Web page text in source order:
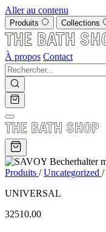
Aller au contenu
Produits Collections
À propos Contact
Produits / Uncategorized /
UNIVERSAL
32510.00